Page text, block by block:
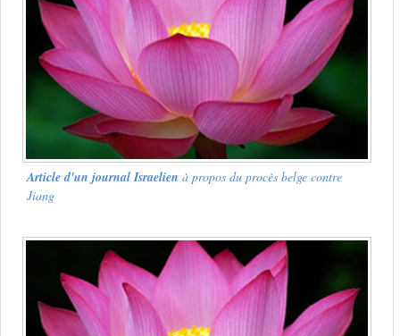
Article d'un journal Israelien à propos du procès belge contre
Jiang